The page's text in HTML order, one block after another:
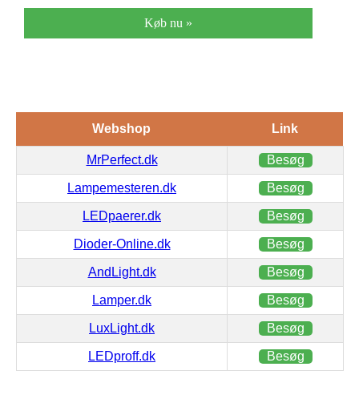
Køb nu »
Webshop Link
MrPerfect.dk Besøg
Lampemesteren.dk Besøg
LEDpaerer.dk Besøg
Dioder-Online.dk Besøg
AndLight.dk Besøg
Lamper.dk Besøg
LuxLight.dk Besøg
LEDproff.dk Besøg